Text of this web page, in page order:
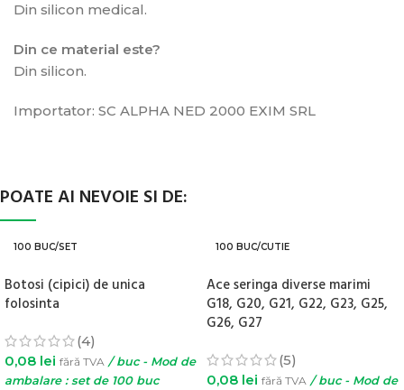
Din silicon medical.
Din ce material este?
Din silicon.
Importator: SC ALPHA NED 2000 EXIM SRL
POATE AI NEVOIE SI DE:
100 BUC/SET
Botosi (cipici) de unica
folosinta
(4)
0,08 lei fără TVA / buc - Mod de
ambalare : set de 100 buc
100 BUC/CUTIE
Ace seringa diverse marimi
G18, G20, G21, G22, G23, G25,
G26, G27
(5)
0,08 lei fără TVA / buc - Mod de